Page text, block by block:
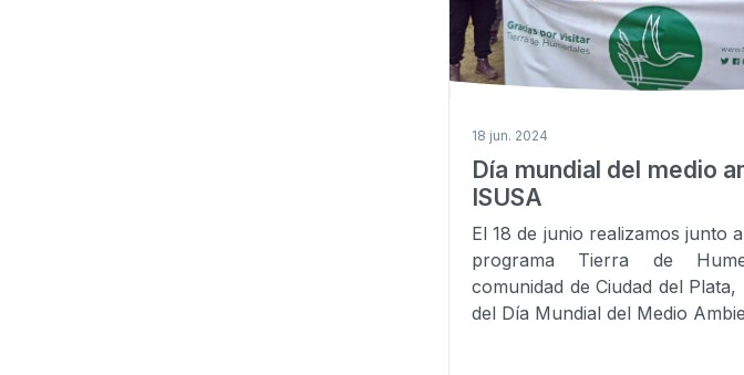
18 jun. 2024
Día mundial del medio
ISUSA
El 18 de junio realizamos junto
programa Tierra de
comunidad de Ciudad del
del Día Mundial del Medio